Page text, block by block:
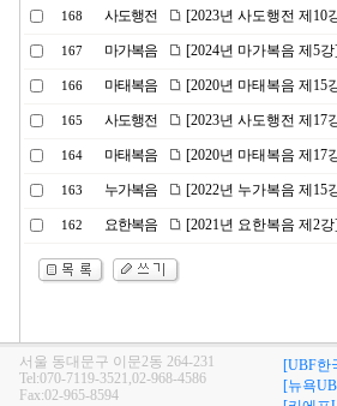
168 사도행전 [2023년 사도행전 제10
167 마가복음 [2024년 마가복음 제5
166 마태복음 [2020년 마태복음 제15
165 사도행전 [2023년 사도행전 제17
164 마태복음 [2020년 마태복음 제17
163 누가복음 [2022년 누가복음 제15
162 요한복음 [2021년 요한복음 제2
서울 동대문구 이문2동 264-231
Tel:070-7119-3521,02-968-4586
Fax:02-965-8594
[UBF한
[뉴욕